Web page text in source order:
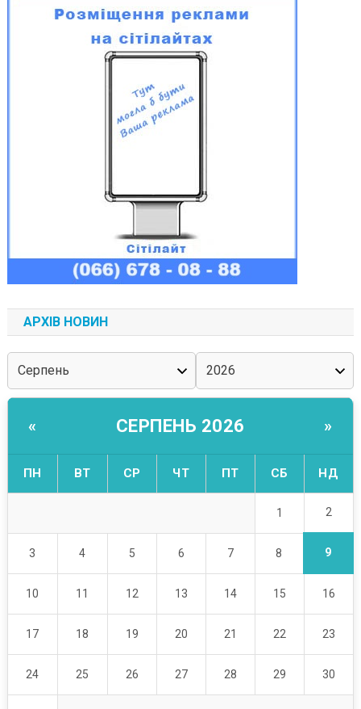
АРХІВ НОВИН
« СЕРПЕНЬ 2026 »
ПН ВТ СР ЧТ ПТ СБ НД
1 2
3 4 5 6 7 8 9
10 11 12 13 14 15 16
17 18 19 20 21 22 23
24 25 26 27 28 29 30